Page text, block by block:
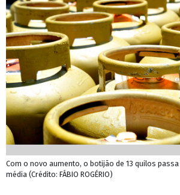
Com o novo aumento, o botijão de 13 quilos passa
média (Crédito: FÁBIO ROGÉRIO)